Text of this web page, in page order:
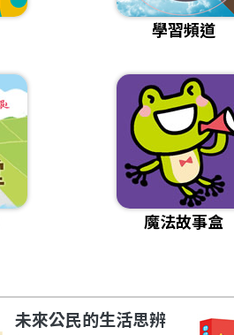
學習頻道
魔法故事盒
未來公民的生活思辨